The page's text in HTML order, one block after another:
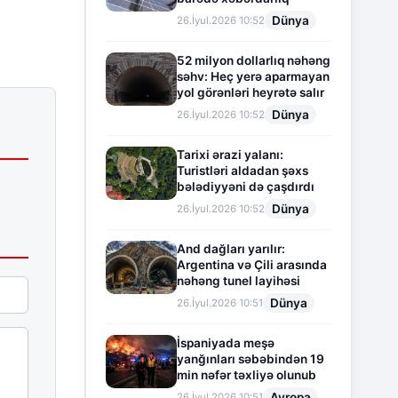
26.İyul.2026 10:52 Dünya
52 milyon dollarlıq nəhəng
səhv: Heç yerə aparmayan
yol görənləri heyrətə salır
26.İyul.2026 10:52 Dünya
Tarixi ərazi yalanı:
Turistləri aldadan şəxs
bələdiyyəni də çaşdırdı
26.İyul.2026 10:52 Dünya
And dağları yarılır:
Argentina və Çili arasında
nəhəng tunel layihəsi
26.İyul.2026 10:51 Dünya
İspaniyada meşə
yanğınları səbəbindən 19
min nəfər təxliyə olunub